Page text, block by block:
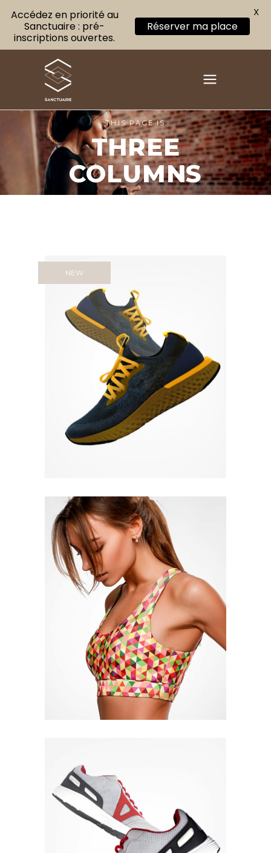
THIS PAGE IS
THREE
COLUMNS
NEW
Quick View
Accédez en priorité au
Sanctuaire : pré-
inscriptions ouvertes.
Réserver ma place
X